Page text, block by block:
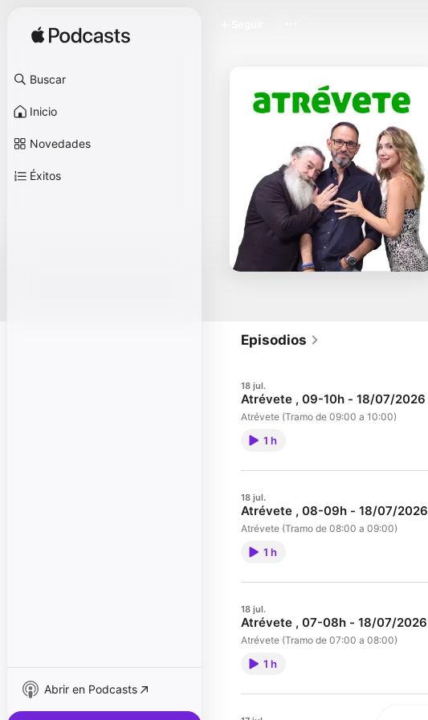
Buscar
Inicio
Novedades
Éxitos
Abrir en Podcasts
Episodios
18 jul.
Atrévete , 09-10h - 18/07/2026
Atrévete (Tramo de 09:00 a 10:00)
1 h
18 jul.
Atrévete , 08-09h - 18/07/2026
Atrévete (Tramo de 08:00 a 09:00)
1 h
18 jul.
Atrévete , 07-08h - 18/07/2026
Atrévete (Tramo de 07:00 a 08:00)
1 h